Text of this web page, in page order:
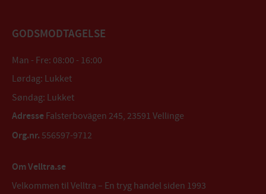
GODSMODTAGELSE
Man - Fre: 08:00 - 16:00
Lørdag: Lukket
Søndag: Lukket
Adresse Falsterbovägen 245, 23591 Vellinge
Org.nr. 556597-9712
Om Velltra.se
Velkommen til Velltra – En tryg handel siden 1993